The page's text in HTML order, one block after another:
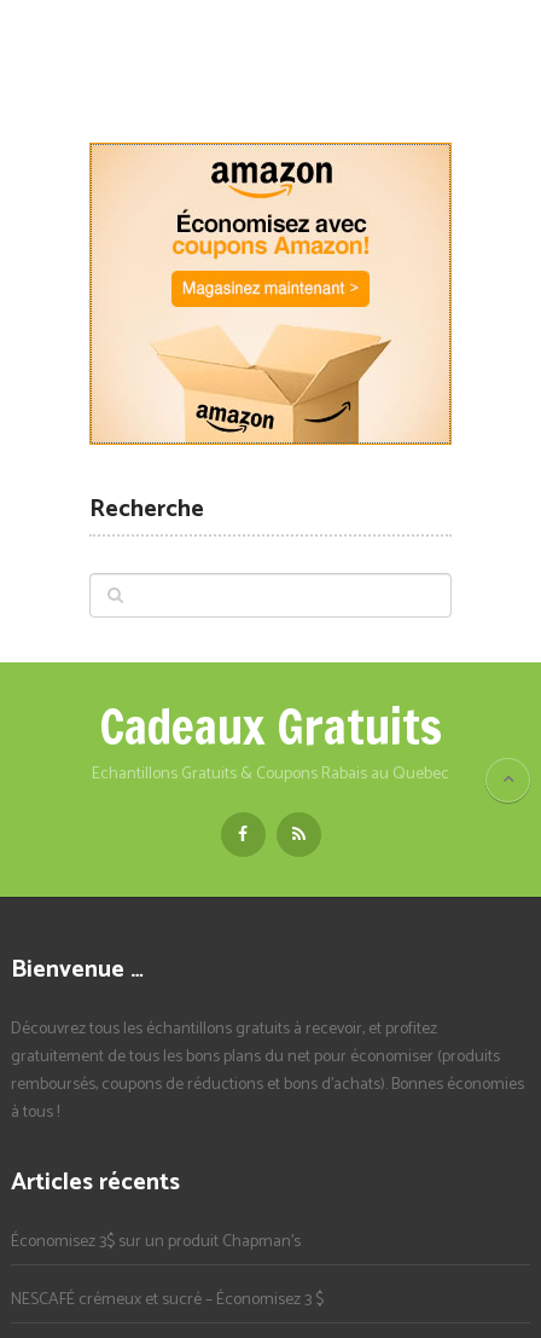
Recherche
Cadeaux Gratuits
Echantillons Gratuits & Coupons Rabais au Quebec
Bienvenue …
Découvrez tous les échantillons gratuits à recevoir, et profitez
gratuitement de tous les bons plans du net pour économiser (produits
remboursés, coupons de réductions et bons d'achats). Bonnes économies
à tous !
Articles récents
Économisez 3$ sur un produit Chapman’s
NESCAFÉ crémeux et sucré – Économisez 3 $